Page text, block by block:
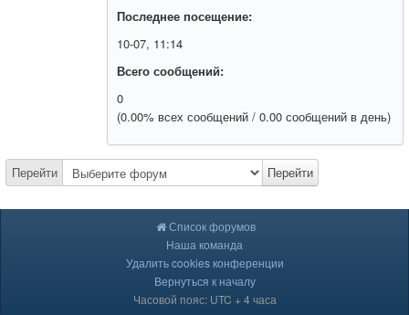
Последнее посещение:
10-07, 11:14
Всего сообщений:
0
(0.00% всех сообщений / 0.00 сообщений в день)
Перейти Перейти
Список форумов
Наша команда
Удалить cookies конференции
Вернуться к началу
Часовой пояс: UTC + 4 часа